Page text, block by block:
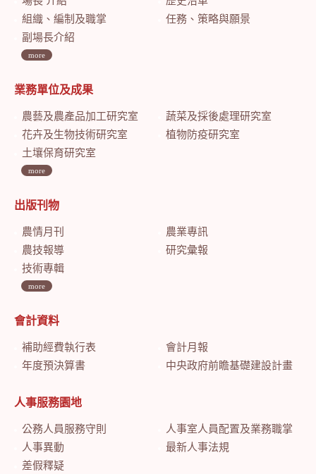
組織、編制及職掌
任務、策略與願景
副場長介紹
more
業務單位及成果
農藝及農產品加工研究室
蔬菜及採後處理研究室
花卉及生物技術研究室
植物防疫研究室
土壤保育研究室
more
出版刊物
農情月刊
農業專訊
農技報導
研究彙報
技術專輯
more
會計資料
補助經費執行表
會計月報
年度預決算書
中央政府前瞻基礎建設計畫特別預算會計月報
人事服務園地
公務人員服務守則
人事室人員配置及業務職掌
人事異動
最新人事法規
差假釋疑